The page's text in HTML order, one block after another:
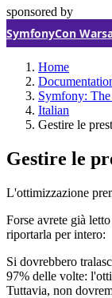
sponsored by
SymfonyCon
Home
Symfony:
Italian
Gestire le
Gestire le
L'ottimizzazione
Forse avrete già
riportarla per intero:
Si dovrebbero
97% delle volte:
Tuttavia, non